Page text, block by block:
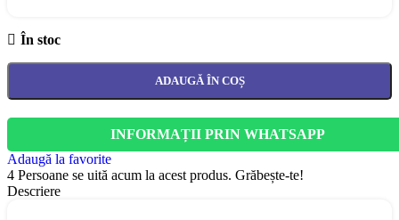
În stoc
ADAUGĂ ÎN COȘ
INFORMAȚII PRIN WHATSAPP
Adaugă la favorite
4 Persoane se uită acum la acest produs. Grăbește-te!
Descriere